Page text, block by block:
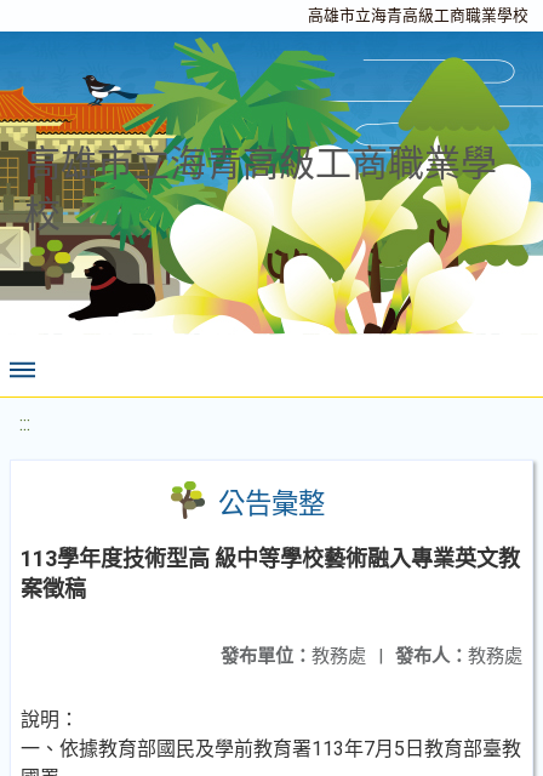
高雄市立海青高級工商職業學校
高雄市立海青高級工商職業學
校
:::
公告彙整
113學年度技術型高 級中等學校藝術融入專業英文教
案徵稿
發布人： 教務處
發布單位： 教務處 |
說明：
一、依據教育部國民及學前教育署113年7月5日教育部臺教